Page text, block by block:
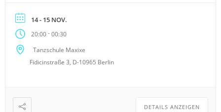
märchenhafter Verkleidung erscheint. Jetzt buchen!*
*externer Link!
14 - 15 NOV.
20:00-00:30
Tanzschule Maxixe
Fidicinstraße 3, D-10965 Berlin
DETAILS ANZEIGEN